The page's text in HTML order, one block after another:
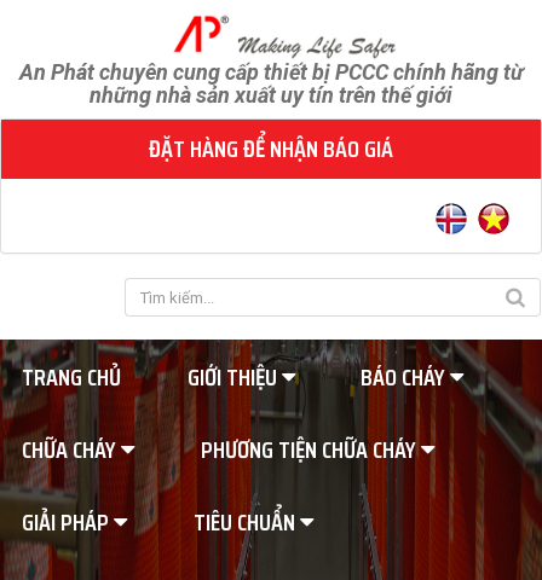
An Phát chuyên cung cấp thiết bị PCCC chính hãng từ
những nhà sản xuất uy tín trên thế giới
ĐẶT HÀNG ĐỂ NHẬN BÁO GIÁ
TRANG CHỦ GIỚI THIỆU
BÁO CHÁY
CHỮA CHÁY
PHƯƠNG TIỆN CHỮA CHÁY
GIẢI PHÁP
TIÊU CHUẨN